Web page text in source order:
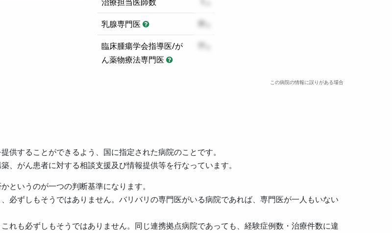
乳腺専門医 ɁɁ
臨床腫瘍学会指導医/が
ん薬物療法専門医
??
この病院の情報に誤りがある場合
することができるよう、国に指定された病院のことです。
がん患者に対する相談支援及び情報提供等を行なっています。
というのが一つの判断基準になります。
必ずしもそうではありません。バリバリの専門医がいる病院であれば、専門医が一人もいない
れも必ずしもそうではありません。同じ連携拠点病院であっても、経験症例数・治療件数に違